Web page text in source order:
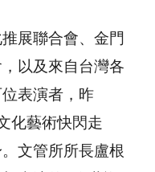
展聯合會、金門
以及來自台灣各
表演者，昨
化藝術快閃走
文管所所長盧根